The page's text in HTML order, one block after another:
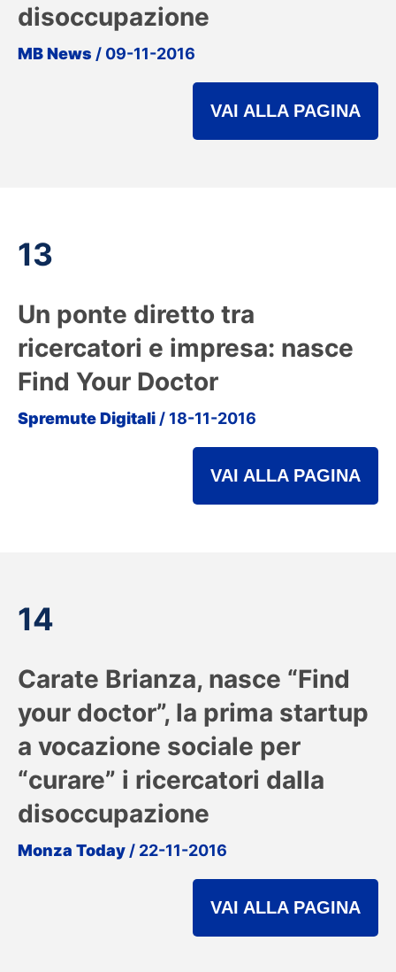
disoccupazione
MB News / 09-11-2016
VAI ALLA PAGINA
13
Un ponte diretto tra
ricercatori e impresa: nasce
Find Your Doctor
Spremute Digitali / 18-11-2016
VAI ALLA PAGINA
14
Carate Brianza, nasce “Find
your doctor”, la prima startup
a vocazione sociale per
“curare” i ricercatori dalla
disoccupazione
Monza Today / 22-11-2016
VAI ALLA PAGINA